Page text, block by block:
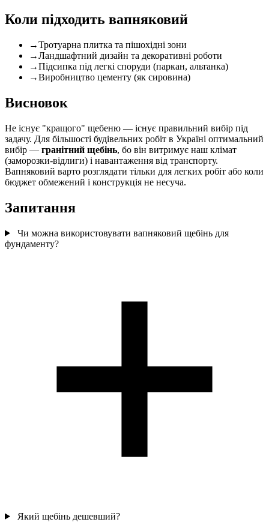
Коли підходить вапняковий
→Тротуарна плитка та пішохідні зони
→Ландшафтний дизайн та декоративні роботи
→Підсипка під легкі споруди (паркан, альтанка)
→Виробництво цементу (як сировина)
Висновок
Не існує "кращого" щебеню — існує правильний вибір під
задачу. Для більшості будівельних робіт в Україні оптимальний
вибір — гранітний щебінь, бо він витримує наш клімат
(заморозки-відлиги) і навантаження від транспорту.
Вапняковий варто розглядати тільки для легких робіт або коли
бюджет обмежений і конструкція не несуча.
Запитання
Чи можна використовувати вапняковий щебінь для
фундаменту?
Який щебінь дешевший?